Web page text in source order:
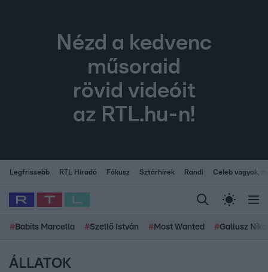
Nézd a kedvenc
műsoraid
rövid videóit
az RTL.hu-n!
Legfrissebb RTL Híradó Fókusz Sztárhírek Randi Celeb vagyok,
# Babits Marcella #Szellő István # Most Wanted #Gallusz
ÁLLATOK